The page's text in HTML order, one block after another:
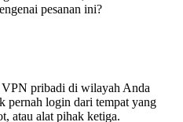
pesanan ini?
muncul di dasbor Anda setelah
pertandingannya langsung,
pribadi di wilayah Anda
pernah login dari tempat yang
atau alat pihak ketiga.